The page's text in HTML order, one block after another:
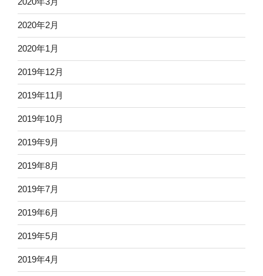
2020年2月
2020年1月
2019年12月
2019年11月
2019年10月
2019年9月
2019年8月
2019年7月
2019年6月
2019年5月
2019年4月